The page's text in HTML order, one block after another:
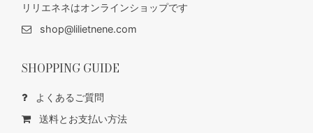
リリエネネはオンラインショップです
shop@lilietnene.com
SHOPPING GUIDE
よくあるご質問
送料とお支払い方法